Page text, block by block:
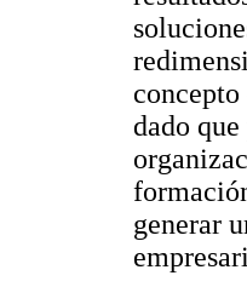
dado
generar